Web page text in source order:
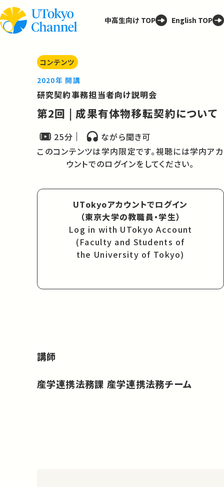
中高生向け TOP English TOP
コンテンツ
2020年 開講
研究契約事務担当者向け説明会
第2回 | 成果有体物移転契約について
25分
ながら聞き可
このコンテンツは学内限定です。視聴には学内アカ
ウントでのログインをしてください。
UTokyoアカウントでログイン
（東京大学の教職員・学生）
Log in with UTokyo Account
(Faculty and Students of
the University of Tokyo)
講師
産学連携法務課 産学連携法務チーム